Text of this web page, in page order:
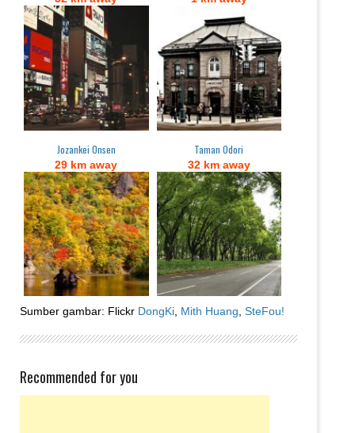
Jozankei Onsen
29 km away
Taman Odori
32 km away
Sumber gambar: Flickr DongKi Mith Huang SteFou!
Recommended for you